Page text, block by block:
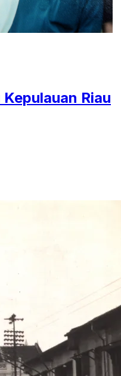
Riau